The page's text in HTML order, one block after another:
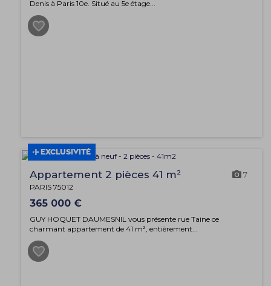
Denis à Paris 10e. Situé au 5e étage...
EXCLUSIVITÉ
Appartement 2 pièces 41 m² 7
PARIS 75012
365 000 €
GUY HOQUET DAUMESNIL vous présente rue Taine ce
charmant appartement de 41 m², entièrement...